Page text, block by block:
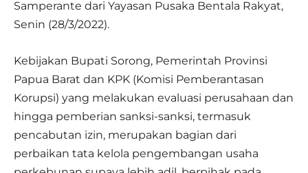
Samperante dari Yayasan Pusaka Bentala Rakyat,
Senin (28/3/2022).
Kebijakan Bupati Sorong, Pemerintah Provinsi
Papua Barat dan KPK (Komisi Pemberantasan
Korupsi) yang melakukan evaluasi perusahaan dan
hingga pemberian sanksi-sanksi, termasuk
pencabutan izin, merupakan bagian dari
perbaikan tata kelola pengembangan usaha